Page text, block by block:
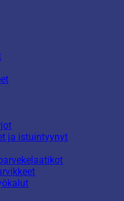
ja istuintyynyt